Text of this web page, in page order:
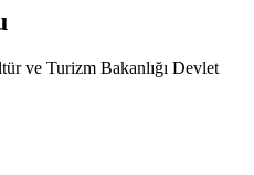
ve Turizm Bakanlığı Devlet